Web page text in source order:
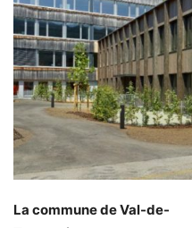
La commune de Val-de-